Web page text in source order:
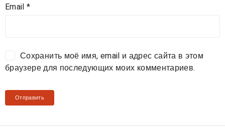
Email*
Сохранить моё имя, email и адрес сайта в этом
браузере для последующих моих комментариев.